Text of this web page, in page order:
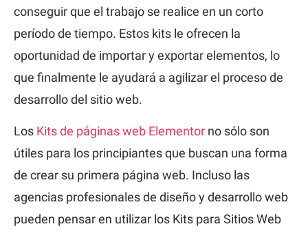
conseguir que el trabajo se realice en un corto
período de tiempo. Estos kits le ofrecen la
oportunidad de importar y exportar elementos, lo
que finalmente le ayudará a agilizar el proceso de
desarrollo del sitio web.
Los Kits de páginas web Elementor no sólo son
útiles para los principiantes que buscan una forma
de crear su primera página web. Incluso las
agencias profesionales de diseño y desarrollo web
pueden pensar en utilizar los Kits para Sitios Web